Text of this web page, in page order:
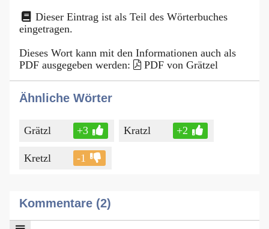
Dieser Eintrag ist als Teil des Wörterbuches
eingetragen.
Dieses Wort kann mit den Informationen auch als
PDF ausgegeben werden:
PDF von Grätzel
Ähnliche Wörter
Grätzl +3 Kratzl +2
Kretzl -1
Kommentare (2)